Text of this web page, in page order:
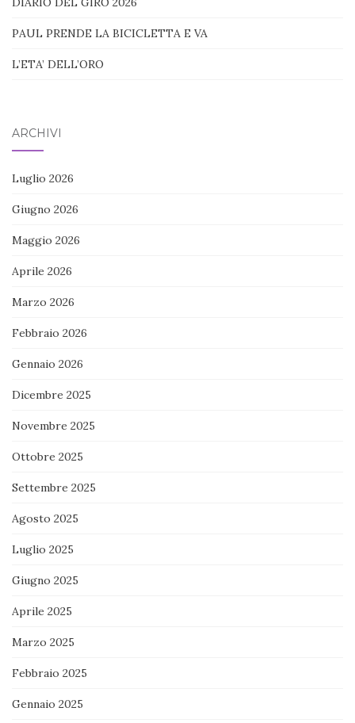
PAUL PRENDE LA BICICLETTA E VA
L’ETA’ DELL’ORO
ARCHIVI
Luglio 2026
Giugno 2026
Maggio 2026
Aprile 2026
Marzo 2026
Febbraio 2026
Gennaio 2026
Dicembre 2025
Novembre 2025
Ottobre 2025
Settembre 2025
Agosto 2025
Luglio 2025
Giugno 2025
Aprile 2025
Marzo 2025
Febbraio 2025
Gennaio 2025